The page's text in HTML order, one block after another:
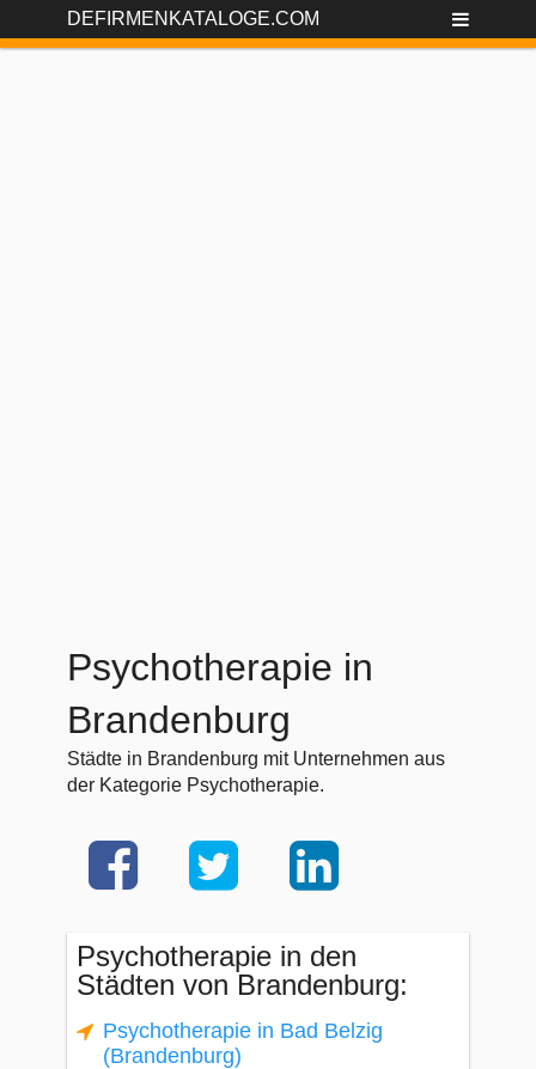
DEFIRMENKATALOGE.COM
Psychotherapie in
Brandenburg
Städte in Brandenburg mit Unternehmen aus
der Kategorie Psychotherapie.
Psychotherapie in den
Städten von Brandenburg:
Psychotherapie in Bad Belzig
(Brandenburg)